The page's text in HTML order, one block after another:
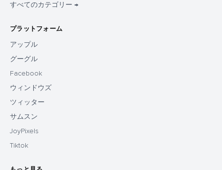
すべてのカテゴリー →
プラットフォーム
アップル
グーグル
Facebook
ウィンドウズ
ツィッター
サムスン
JoyPixels
Tiktok